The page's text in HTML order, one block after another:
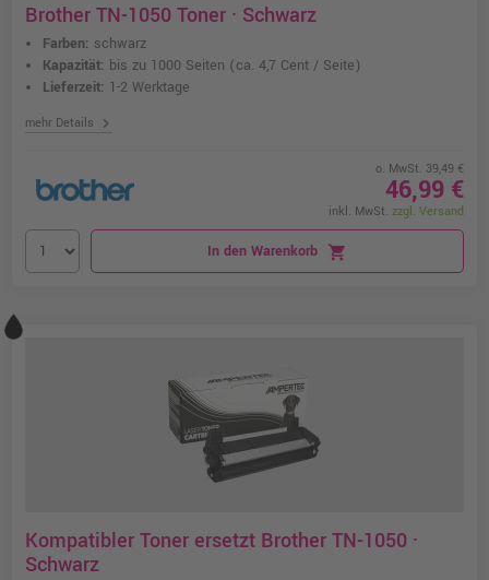
Brother TN-1050 Toner · Schwarz
Farben: schwarz
Kapazität: bis zu 1000 Seiten (ca. 4,7 Cent / Seite)
Lieferzeit: 1-2 Werktage
mehr Details chevron_right
o. MwSt. 39,49 €
46,99 €
inkl. MwSt. zzgl. Versand
In den Warenkorb shopping_cart
Kompatibler Toner ersetzt Brother TN-1050 ·
Schwarz